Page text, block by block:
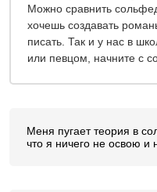
Можно сравнить
хочешь создавать
писать. Так и у нас в
или певцом, начните с
Меня пугает теория в
что я ничего не освою и